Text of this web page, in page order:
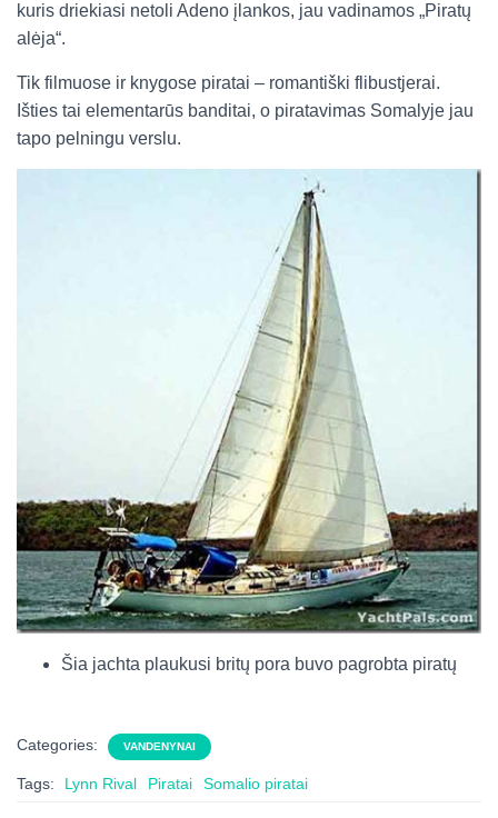
kuris driekiasi netoli Adeno įlankos, jau vadinamos „Piratų
alėja“.
Tik filmuose ir knygose piratai – romantiški flibustjerai.
Išties tai elementarūs banditai, o piratavimas Somalyje jau
tapo pelningu verslu.
Šia jachta plaukusi britų pora buvo pagrobta piratų
Categories: VANDENYNAI
Tags: Lynn Rival Piratai Somalio piratai